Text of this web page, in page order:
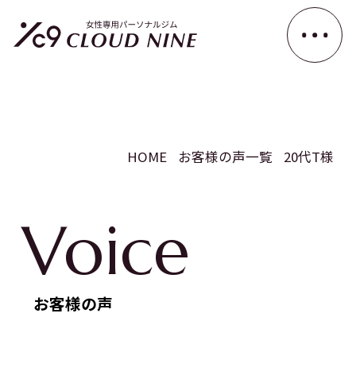
HOME お客様の声一覧 20代T様
Voice
お客様の声